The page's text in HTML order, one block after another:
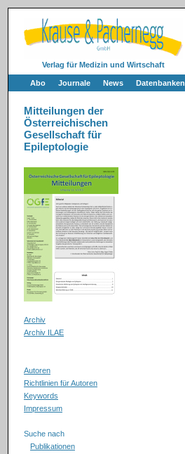
Verlag für Medizin und Wirtschaft
Abo Journale News Datenbanken
Mitteilungen der
Österreichischen
Gesellschaft für
Epileptologie
Archiv
Archiv ILAE
Autoren
Richtlinien für Autoren
Keywords
Impressum
Suche nach
Publikationen